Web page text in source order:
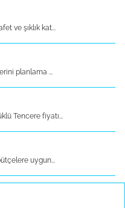
ve şıklık kat...
planlama ...
Tencere fiyatı...
uygun...
işlerini dah...